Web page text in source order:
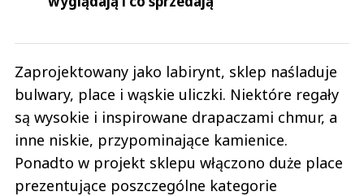
Zaprojektowany jako labirynt, sklep naśladuje
bulwary, place i wąskie uliczki. Niektóre regały
są wysokie i inspirowane drapaczami chmur, a
inne niskie, przypominające kamienice.
Ponadto w projekt sklepu włączono duże place
prezentujące poszczególne kategorie